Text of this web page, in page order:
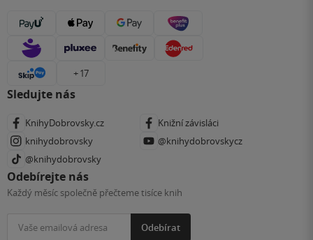
+ 17
Sledujte nás
KnihyDobrovsky.cz
Knižní závisláci
knihydobrovsky
@knihydobrovskycz
@knihydobrovsky
Odebírejte nás
Každý měsíc společně přečteme tisíce knih
Odebírat